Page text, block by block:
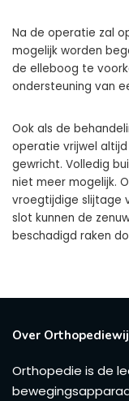
Na de operatie zal
mogelijk worden
de elleboog te
ondersteuning van
Ook als de
operatie vrijwel
gewricht. Volledig
niet meer mogelijk.
vroegtijdige slijtage
slot kunnen de
beschadigd raken
Over
Orthopedie is de